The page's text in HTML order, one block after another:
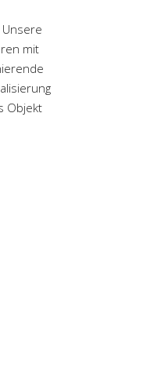
mit
Objekt